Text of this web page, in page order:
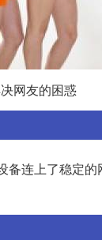
网友的困惑
备连上了稳定